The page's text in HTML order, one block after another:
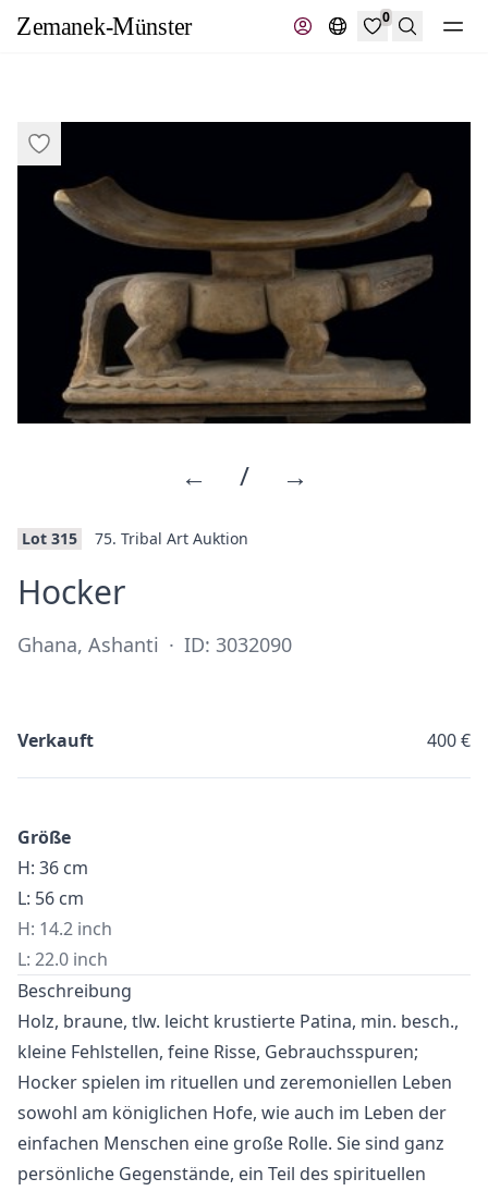
0
Suche
← / →
Lot 315 75. Tribal Art Auktion
Hocker·
Ghana, Ashanti · ID: 3032090
Verkauft 400 €
Größe
H: 36 cm
L: 56 cm
H: 14.2 inch
L: 22.0 inch
Beschreibung
Holz, braune, tlw. leicht krustierte Patina, min. besch.,
kleine Fehlstellen, feine Risse, Gebrauchsspuren;
Hocker spielen im rituellen und zeremoniellen Leben
sowohl am königlichen Hofe, wie auch im Leben der
einfachen Menschen eine große Rolle. Sie sind ganz
persönliche Gegenstände, ein Teil des spirituellen